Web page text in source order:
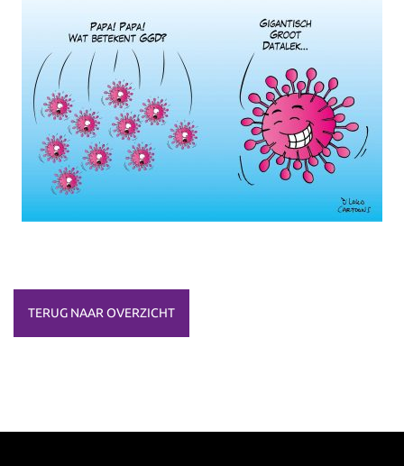
TERUG NAAR OVERZICHT